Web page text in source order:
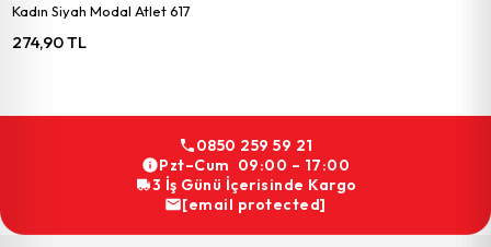
Kadın Siyah Modal Atlet 617
274,90 TL
0850 259 59 21
Pzt–Cum 09:00 – 17:00
3 İş Günü İçerisinde Kargo
[email protected]